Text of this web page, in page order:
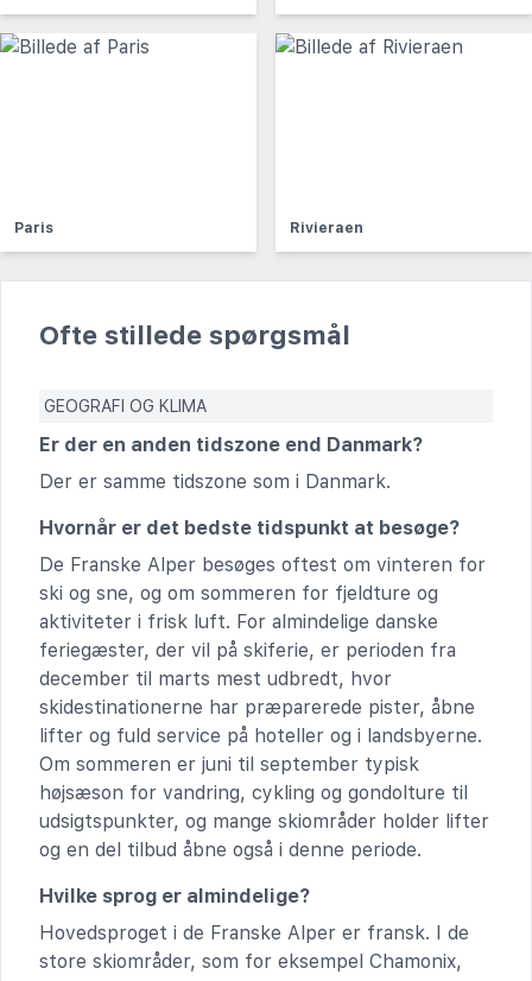
Paris Rivieraen
Ofte stillede spørgsmål
GEOGRAFI OG KLIMA
Er der en anden tidszone end Danmark?
Der er samme tidszone som i Danmark.
Hvornår er det bedste tidspunkt at besøge?
De Franske Alper besøges oftest om vinteren for
ski og sne, og om sommeren for fjeldture og
aktiviteter i frisk luft. For almindelige danske
feriegæster, der vil på skiferie, er perioden fra
december til marts mest udbredt, hvor
skidestinationerne har præparerede pister, åbne
lifter og fuld service på hoteller og i landsbyerne.
Om sommeren er juni til september typisk
højsæson for vandring, cykling og gondolture til
udsigtspunkter, og mange skiområder holder lifter
og en del tilbud åbne også i denne periode.
Hvilke sprog er almindelige?
Hovedsproget i de Franske Alper er fransk. I de
store skiområder, som for eksempel Chamonix,